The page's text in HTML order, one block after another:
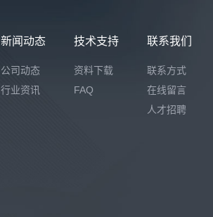
新闻动态
公司动态
行业资讯
技术支持
资料下载
FAQ
联系我们
联系方式
在线留言
人才招聘